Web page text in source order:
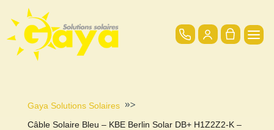
Gaya Solutions Solaires »>
Câble Solaire Bleu – KBE Berlin Solar DB+ H1Z2Z2-K –